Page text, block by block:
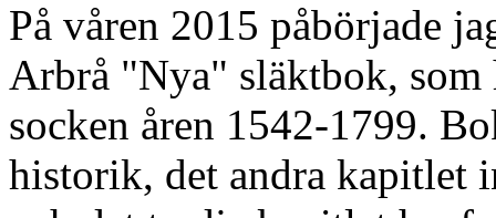
På våren 2015 påbörjade
Arbrå "Nya" släktbok,
socken åren 1542-1799.
historik, det andra kapitlet